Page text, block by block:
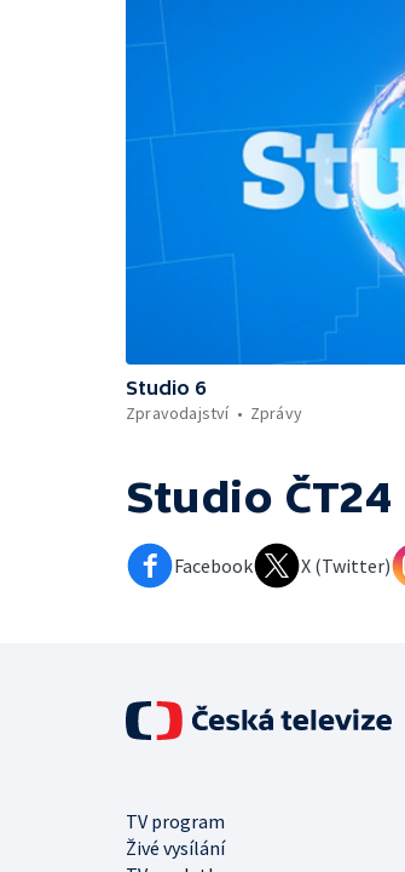
Studio 6
Zpravodajství
Zprávy
Studio ČT24
Facebook X (Twitter)
TV program
Živé vysílání